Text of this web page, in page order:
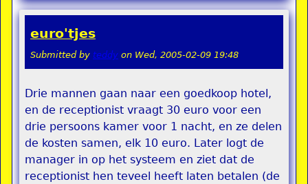
euro'tjes
Submitted by teddy on Wed, 2005-02-09 19:48
Drie mannen gaan naar een goedkoop hotel,
en de receptionist vraagt 30 euro voor een
drie persoons kamer voor 1 nacht, en ze delen
de kosten samen, elk 10 euro. Later logt de
manager in op het systeem en ziet dat de
receptionist hen teveel heeft laten betalen (de